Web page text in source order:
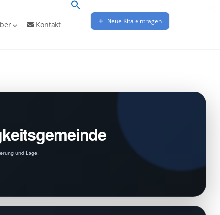
Kontakt Neue Kita eintragen
und Lage.